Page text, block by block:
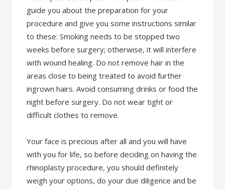
guide you about the preparation for your
procedure and give you some instructions similar
to these: Smoking needs to be stopped two
weeks before surgery; otherwise, it will interfere
with wound healing. Do not remove hair in the
areas close to being treated to avoid further
ingrown hairs. Avoid consuming drinks or food the
night before surgery. Do not wear tight or
difficult clothes to remove.
Your face is precious after all and you will have
with you for life, so before deciding on having the
rhinoplasty procedure, you should definitely
weigh your options, do your due diligence and be